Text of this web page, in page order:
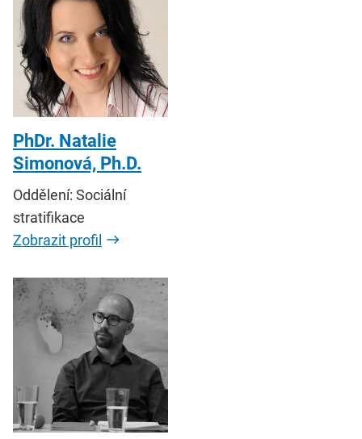
PhDr. Natalie
Simonová, Ph.D.
Oddělení: Sociální
stratifikace
Zobrazit profil